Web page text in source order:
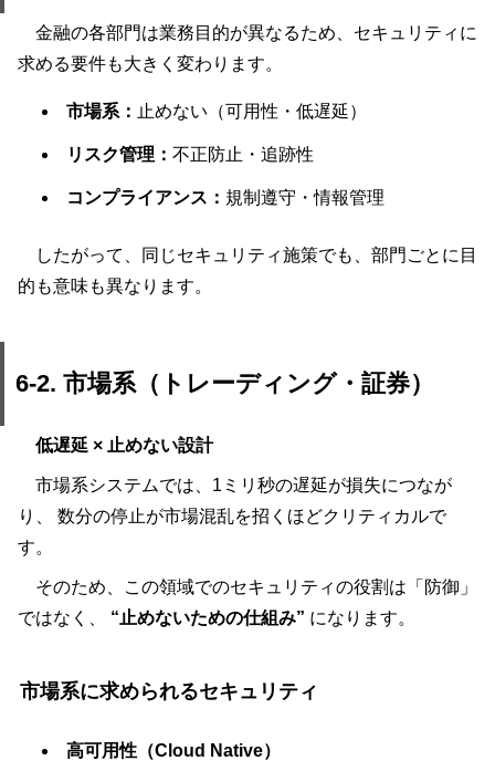
金融の各部門は業務目的が異なるため、セキュリティに
求める要件も大きく変わります。
市場系： 止めない（可用性・低遅延）
リスク管理：不正防止・追跡性
コンプライアンス： 規制遵守・情報管理
したがって、同じセキュリティ施策でも、部門ごとに目
的も意味も異なります。
6-2. 市場系（トレーディング・証券）
低遅延 × 止めない設計
市場系システムでは、1ミリ秒の遅延が損失につなが
り、 数分の停止が市場混乱を招くほどクリティカルで
す。
そのため、この領域でのセキュリティの役割は「防御」
ではなく、 “止めないための仕組み” になります。
市場系に求められるセキュリティ
高可用性（Cloud Native）